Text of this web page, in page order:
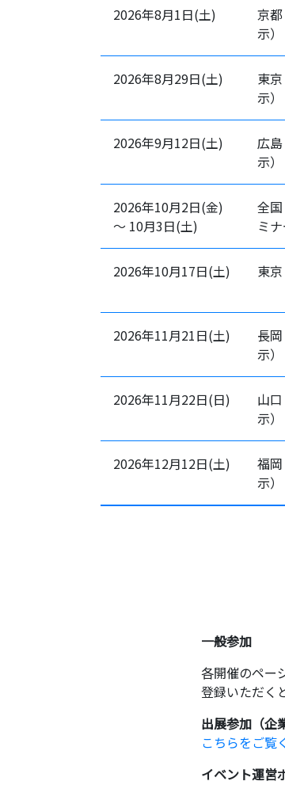
2026年8月1日(土)
京
示）
2026年8月29日(土)
東
示）
2026年9月12日(土)
広
示）
2026年10月2日(金)
〜 10月3日(土)
全
ミナ
2026年10月17日(土) 東京
2026年11月21日(土)
長
示）
2026年11月22日(日)
山
示）
2026年12月12日(土)
福
示）
一般参加
各開催のペー
登録いただく
出展参加（企
こちらをご覧
イベント運営